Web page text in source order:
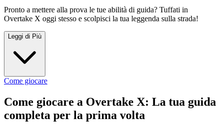
Pronto a mettere alla prova le tue abilità di guida? Tuffati in
Overtake X oggi stesso e scolpisci la tua leggenda sulla strada!
Leggi di Più
Come giocare
Come giocare a Overtake X: La tua guida
completa per la prima volta